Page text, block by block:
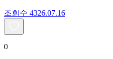
조회수 4326.07.16
0